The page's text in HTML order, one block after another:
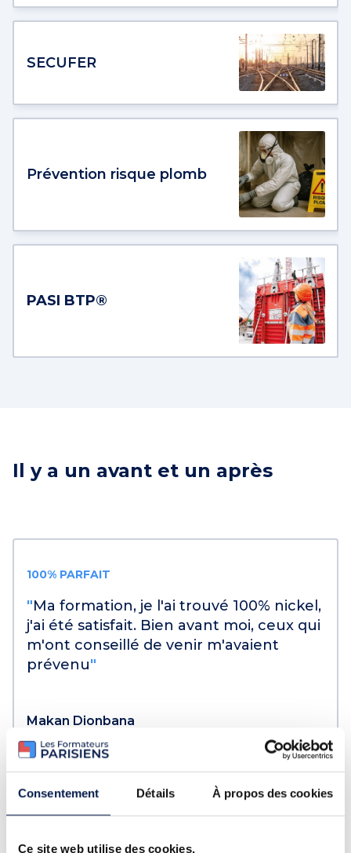
Consentement Détails À propos des cookies
Ce site web utilise des cookies.
SECUFER
Prévention risque plomb
PASI BTP®
Il y a un avant et un après
100% PARFAIT
"Ma formation, je l'ai trouvé 100% nickel,
j'ai été satisfait. Bien avant moi, ceux qui
m'ont conseillé de venir m'avaient
prévenu"
Makan Dionbana
CACES® R489